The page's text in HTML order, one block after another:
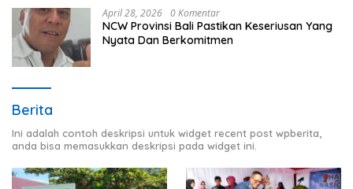
April 28, 2026 0 Komentar
NCW Provinsi Bali Pastikan Keseriusan Yang
Nyata Dan Berkomitmen
Berita
Ini adalah contoh deskripsi untuk widget recent post wpberita,
anda bisa memasukkan deskripsi pada widget ini.